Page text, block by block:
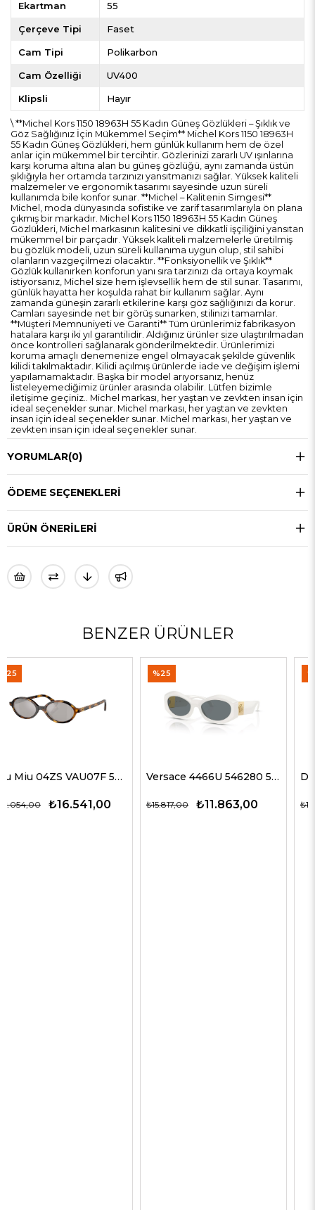
Ekartman 55
Çerçeve Tipi Faset
Cam Tipi Polikarbon
Cam Özelliği UV400
Klipsli Hayır
\ **Michel Kors 1150 18963H 55 Kadın Güneş Gözlükleri – Şıklık ve
Göz Sağlığınız İçin Mükemmel Seçim** Michel Kors 1150 18963H
55 Kadın Güneş Gözlükleri, hem günlük kullanım hem de özel
anlar için mükemmel bir tercihtir. Gözlerinizi zararlı UV ışınlarına
karşı koruma altına alan bu güneş gözlüğü, aynı zamanda üstün
şıklığıyla her ortamda tarzınızı yansıtmanızı sağlar. Yüksek kaliteli
malzemeler ve ergonomik tasarımı sayesinde uzun süreli
kullanımda bile konfor sunar. **Michel – Kalitenin Simgesi**
Michel, moda dünyasında sofistike ve zarif tasarımlarıyla ön plana
çıkmış bir markadır. Michel Kors 1150 18963H 55 Kadın Güneş
Gözlükleri, Michel markasının kalitesini ve dikkatli işçiliğini yansıtan
mükemmel bir parçadır. Yüksek kaliteli malzemelerle üretilmiş
bu gözlük modeli, uzun süreli kullanıma uygun olup, stil sahibi
olanların vazgeçilmezi olacaktır. **Fonksiyonellik ve Şıklık**
Gözlük kullanırken konforun yanı sıra tarzınızı da ortaya koymak
istiyorsanız, Michel size hem işlevsellik hem de stil sunar. Tasarımı,
günlük hayatta her koşulda rahat bir kullanım sağlar. Aynı
zamanda güneşin zararlı etkilerine karşı göz sağlığınızı da korur.
Camları sayesinde net bir görüş sunarken, stilinizi tamamlar.
**Müşteri Memnuniyeti ve Garanti** Tüm ürünlerimiz fabrikasyon
hatalara karşı iki yıl garantilidir. Aldığınız ürünler size ulaştırılmadan
önce kontrolleri sağlanarak gönderilmektedir. Ürünlerimizi
koruma amaçlı denemenize engel olmayacak şekilde güvenlik
kilidi takılmaktadır. Kilidi açılmış ürünlerde iade ve değişim işlemi
yapılamamaktadır. Başka bir model arıyorsanız, henüz
listeleyemediğimiz ürünler arasında olabilir. Lütfen bizimle
iletişime geçiniz.. Michel markası, her yaştan ve zevkten insan için
ideal seçenekler sunar. Michel markası, her yaştan ve zevkten
insan için ideal seçenekler sunar. Michel markası, her yaştan ve
zevkten insan için ideal seçenekler sunar.
YORUMLAR(0)
ÖDEME SEÇENEKLERI
ÜRÜN ÖNERILERI
BENZER ÜRÜNLER
Versace 4466U 546280 54 G Kadın Güneş Gözlükleri
₺11.863,00
₺15.817,00
Dolce Gabbana 4469 501/87 59 G Kadın Güneş Gözlükleri
₺12.563,00
₺19.327,00